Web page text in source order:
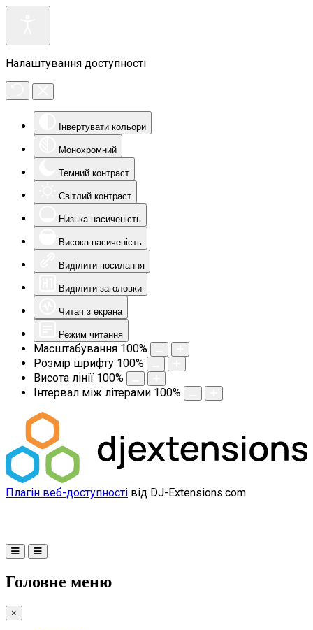
Налаштування доступності
Інвертувати кольори
Монохромний
Темний контраст
Світлий контраст
Низька насиченість
Висока насиченість
Виділити посилання
Виділити заголовки
Читач з екрана
Режим читання
Масштабування 100%
Розмір шрифту 100%
Висота лінії 100%
Інтервал між літерами 100%
Плагін веб-доступності від DJ-Extensions.com
Головне меню
×